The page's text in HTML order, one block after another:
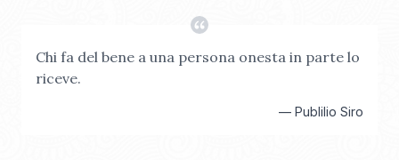
Chi fa del bene a una persona onesta in parte lo
riceve.
— Publilio Siro